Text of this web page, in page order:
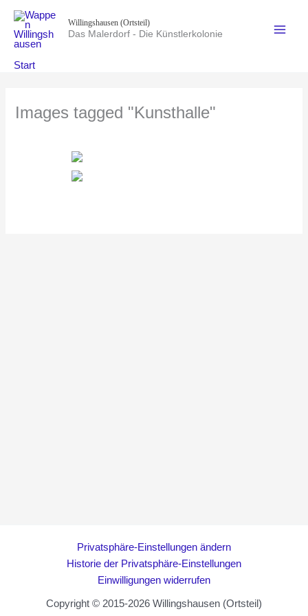
Inhalt
springen
Willingshausen (Ortsteil)
Das Malerdorf - Die Künstlerkolonie
Start
Images tagged "Kunsthalle"
Privatsphäre-Einstellungen ändern
Historie der Privatsphäre-Einstellungen
Einwilligungen widerrufen
Copyright © 2015-2026 Willingshausen (Ortsteil)